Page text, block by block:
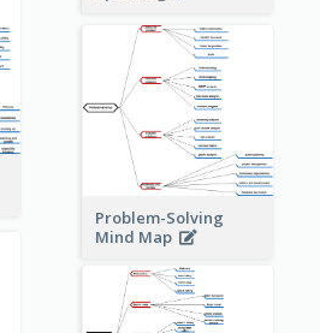
Problem-Solving
Mind Map